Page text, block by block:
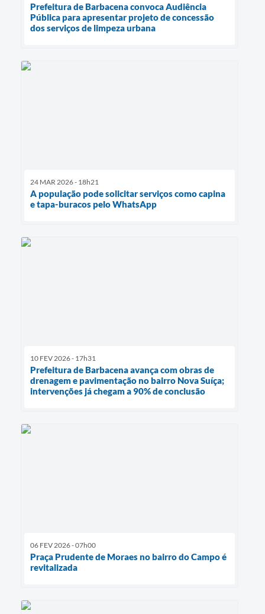
Prefeitura de Barbacena convoca Audiência
Pública para apresentar projeto de concessão
dos serviços de limpeza urbana
24 MAR 2026 - 18h21
A população pode solicitar serviços como capina
e tapa-buracos pelo WhatsApp
10 FEV 2026 - 17h31
Prefeitura de Barbacena avança com obras de
drenagem e pavimentação no bairro Nova Suíça;
intervenções já chegam a 90% de conclusão
06 FEV 2026 - 07h00
Praça Prudente de Moraes no bairro do Campo é
revitalizada